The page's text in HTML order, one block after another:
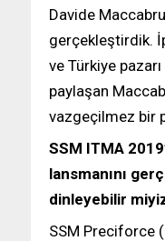
Davide
gerçekleştirdik.
ve Türkiye
paylaşan
vazgeçilmez bir
SSM ITMA
lansmanını
dinleyebilir
SSM Preciforce